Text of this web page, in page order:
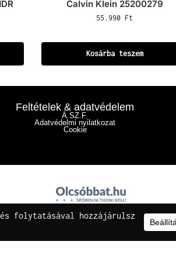
Calvin Klein 25200279
55.990 Ft
Kosárba teszem
Feltételek & adatvédelem
Á.SZ.F.
Adatvédelmi nyilatkozat
Cookie